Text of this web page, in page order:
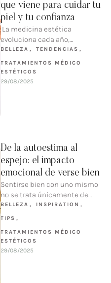
que viene para cuidar tu
piel y tu confianza
La medicina estética
evoluciona cada año,
impulsada por avances
tecnológicos y nuevas
necesidades de quienes
buscan verse bien …
BELLEZA , TENDENCIAS ,
TRATAMIENTOS MÉDICO
ESTÉTICOS
29/08/2025
De la autoestima al
espejo: el impacto
emocional de verse bien
Sentirse bien con uno mismo
no se trata únicamente de
estética, sino también de
bienestar emocional. Diversos
BELLEZA , INSPIRATION ,
TIPS ,
TRATAMIENTOS MÉDICO
ESTÉTICOS
29/08/2025